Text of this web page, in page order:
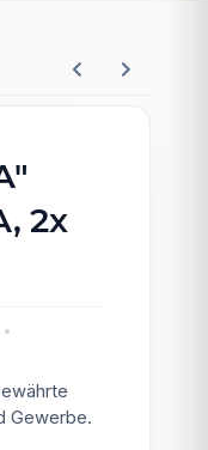
2x
Gewerbe.